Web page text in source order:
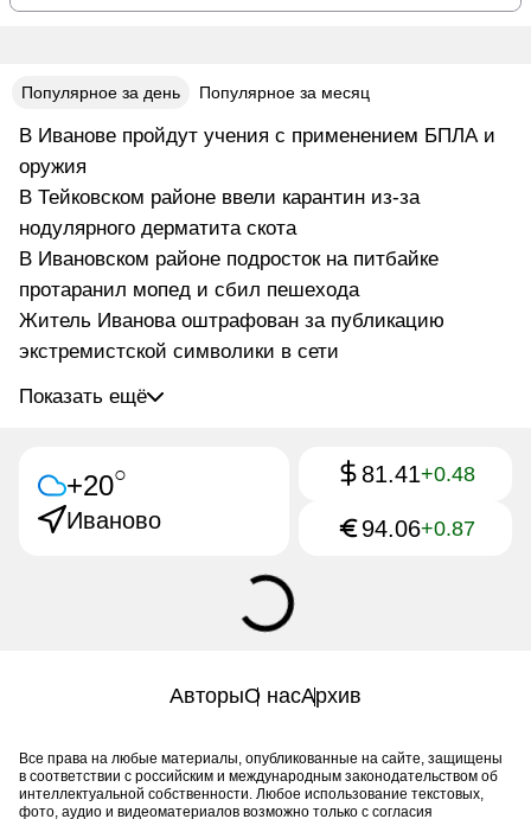
Популярное за день Популярное за месяц
В Иванове пройдут учения с применением БПЛА и
оружия
В Тейковском районе ввели карантин из-за
нодулярного дерматита скота
В Ивановском районе подросток на питбайке
протаранил мопед и сбил пешехода
Житель Иванова оштрафован за публикацию
экстремистской символики в сети
Показать ещё
+20○
Иваново
81.41+0.48
94.06+0.87
АвторыО насАрхив
Все права на любые материалы, опубликованные на сайте, защищены
в соответствии с российским и международным законодательством об
интеллектуальной собственности. Любое использование текстовых,
фото, аудио и видеоматериалов возможно только с согласия